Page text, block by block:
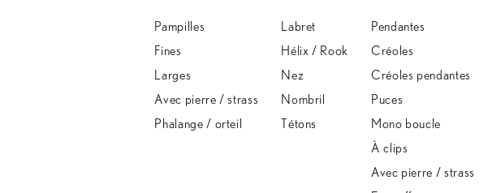
Pampilles
Fines
Larges
Avec pierre / strass
Phalange / orteil
Labret
Hélix / Rook
Nez
Nombril
Tétons
Pendantes
Créoles
Créoles pendantes
Puces
Mono boucle
À clips
Avec pierre / strass